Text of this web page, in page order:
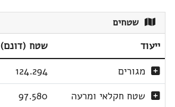
שטחים
ייעוד שטח (דונם)
מגורים
124.294
שטח חקלאי ומרעה
97.580